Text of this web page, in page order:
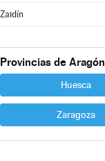
Zaidín
Provincias de Aragón
Huesca
Zaragoza